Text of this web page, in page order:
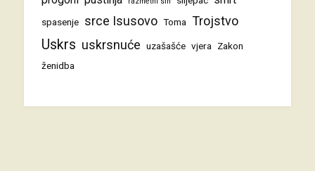
spasenje srce Isusovo Toma Trojstvo
Uskrs uskrsnuće uzašašće vjera
Zakon
ženidba